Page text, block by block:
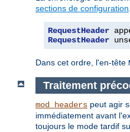
sections de configuration
RequestHeader
RequestHeader
Dans cet ordre, l'en-tête
Traitement
mod_headers peut agir
immédiatement avant
toujours le mode tardif